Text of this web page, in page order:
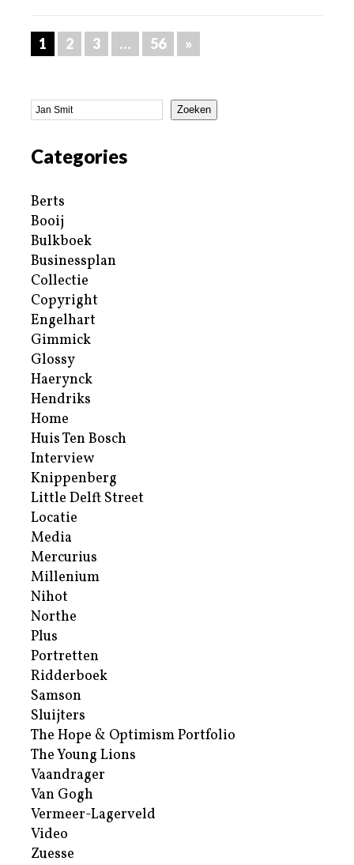
1 2 3 … 56 »
Zoeken
Categories
Berts
Booij
Bulkboek
Businessplan
Collectie
Copyright
Engelhart
Gimmick
Glossy
Haerynck
Hendriks
Home
Huis Ten Bosch
Interview
Knippenberg
Little Delft Street
Locatie
Media
Mercurius
Millenium
Nihot
Northe
Plus
Portretten
Ridderboek
Samson
Sluijters
The Hope & Optimism Portfolio
The Young Lions
Vaandrager
Van Gogh
Vermeer-Lagerveld
Video
Zuesse